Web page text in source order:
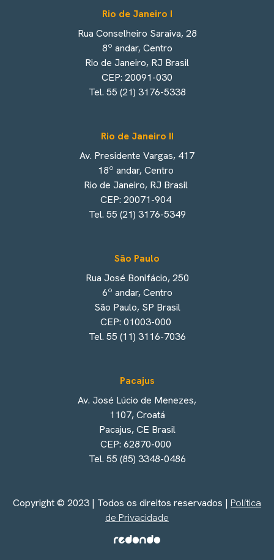
Rio de Janeiro I
Rua Conselheiro Saraiva, 28
8º andar, Centro
Rio de Janeiro, RJ Brasil
CEP: 20091-030
Tel. 55 (21) 3176-5338
Rio de Janeiro II
Av. Presidente Vargas, 417
18º andar, Centro
Rio de Janeiro, RJ Brasil
CEP: 20071-904
Tel. 55 (21) 3176-5349
São Paulo
Rua José Bonifácio, 250
6º andar, Centro
São Paulo, SP Brasil
CEP: 01003-000
Tel. 55 (11) 3116-7036
Pacajus
Av. José Lúcio de Menezes,
1107, Croatá
Pacajus, CE Brasil
CEP: 62870-000
Tel. 55 (85) 3348-0486
Copyright © 2023 | Todos os direitos reservados | Política
de Privacidade